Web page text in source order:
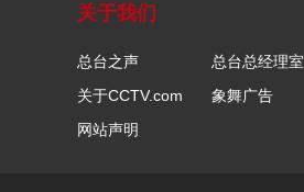
关于我们
总台之声
总台总经理室
关于CCTV.com
象舞广告
网站声明